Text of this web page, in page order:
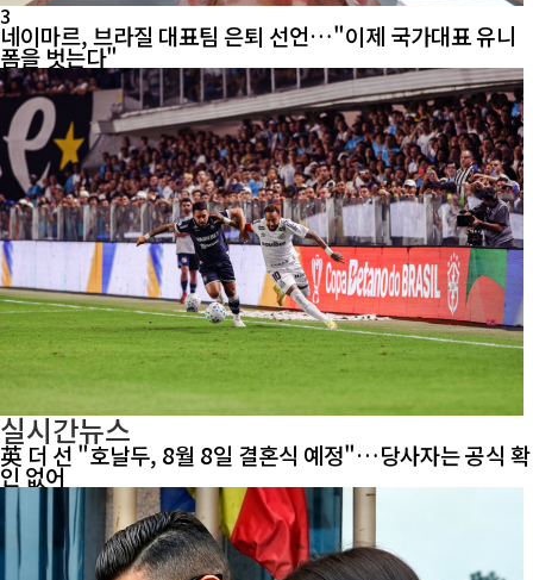
3
네이마르, 브라질 대표팀 은퇴 선언…"이제 국가대표 유니
폼을 벗는다"
실시간뉴스
英 더 선 "호날두, 8월 8일 결혼식 예정"…당사자는 공식 확
인 없어